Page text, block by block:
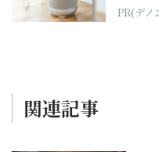
PR(デノ
関連記事